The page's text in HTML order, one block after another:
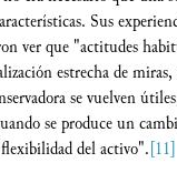
Sus
ver que "actitudes
estrecha de
se vuelven
se produce un
del activo".[11]